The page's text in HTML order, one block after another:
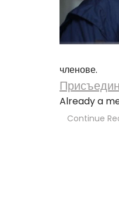
членове.
Already a
Continue